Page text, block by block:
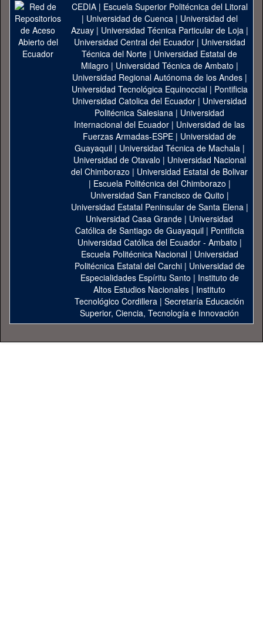
CEDIA| Escuela Superior Politécnica del Litoral
| Universidad de Cuenca| Universidad del
Azuay| Universidad Técnica Particular de Loja|
Universidad Central del Ecuador| Universidad
Técnica del Norte | Universidad Estatal de
Milagro | Universidad Técnica de Ambato |
Universidad Regional Autónoma de los Andes|
Universidad Tecnológica Equinoccial| Pontificia
Universidad Catolica del Ecuador | Universidad
Politécnica Salesiana | Universidad
Internacional del Ecuador | Universidad de las
Fuerzas Armadas-ESPE | Universidad de
Guayaquil| Universidad Técnica de Machala|
Universidad de Otavalo | Universidad Nacional
del Chimborazo | Universidad Estatal de Bolivar
| Escuela Politécnica del Chimborazo |
Universidad San Francisco de Quito |
Universidad Estatal Peninsular de Santa Elena|
Universidad Casa Grande | Universidad
Católica de Santiago de Guayaquil| Pontificia
Universidad Católica del Ecuador - Ambato |
Escuela Politécnica Nacional| Universidad
Politécnica Estatal del Carchi| Universidad de
Especialidades Espíritu Santo | Instituto de
Altos Estudios Nacionales | Instituto
Tecnológico Cordillera | Secretaría Educación
Superior, Ciencia, Tecnología e Innovación